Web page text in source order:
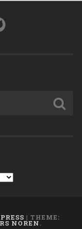
| THEME:
NOREN.